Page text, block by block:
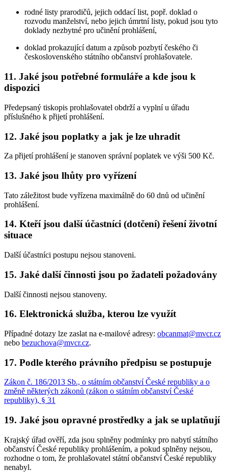
rodné listy prarodičů, jejich oddací list, popř. doklad o
rozvodu manželství, nebo jejich úmrtní listy, pokud jsou tyto
doklady nezbytné pro učinění prohlášení,
doklad prokazující datum a způsob pozbytí českého či
československého státního občanství prohlašovatele.
11. Jaké jsou potřebné formuláře a kde jsou k
dispozici
Předepsaný tiskopis prohlašovatel obdrží a vyplní u úřadu
příslušného k přijetí prohlášení.
12. Jaké jsou poplatky a jak je lze uhradit
Za přijetí prohlášení je stanoven správní poplatek ve výši 500 Kč.
13. Jaké jsou lhůty pro vyřízení
Tato záležitost bude vyřízena maximálně do 60 dnů od učinění
prohlášení.
14. Kteří jsou další účastníci (dotčení) řešení životní
situace
Další účastníci postupu nejsou stanoveni.
15. Jaké další činnosti jsou po žadateli požadovány
Další činnosti nejsou stanoveny.
16. Elektronická služba, kterou lze využít
Případné dotazy lze zaslat na e-mailové adresy: obcanmat@mvcr.cz
nebo bezuchova@mvcr.cz.
17. Podle kterého právního předpisu se postupuje
Zákon č. 186/2013 Sb., o státním občanství České republiky a o
změně některých zákonů (zákon o státním občanství České
republiky), § 31
19. Jaké jsou opravné prostředky a jak se uplatňují
Krajský úřad ověří, zda jsou splněny podmínky pro nabytí státního
občanství České republiky prohlášením, a pokud splněny nejsou,
rozhodne o tom, že prohlašovatel státní občanství České republiky
nenabyl.